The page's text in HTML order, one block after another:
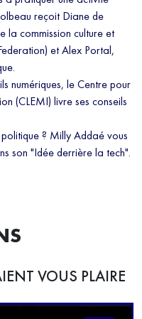
reçoit Diane de
la commission culture et
et Alex Portal,
numériques, le Centre pour
(CLEMI) livre ses conseils
? Milly Addaé vous
son "Idée derrière la tech".
VOUS PLAIRE